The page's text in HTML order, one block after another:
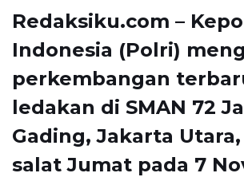
Redaksiku.com –
Indonesia (Polri)
perkembangan
ledakan di SMAN 72
Gading, Jakarta
salat Jumat pada 7